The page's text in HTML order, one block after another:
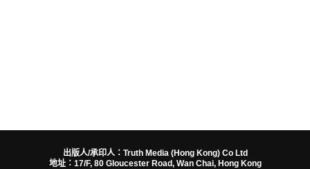
出版人/承印人：Truth Media (Hong Kong) Co Ltd
地址：17/F, 80 Gloucester Road, Wan Chai, Hong Kong